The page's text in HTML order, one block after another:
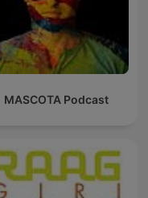
MASCOTA Podcast